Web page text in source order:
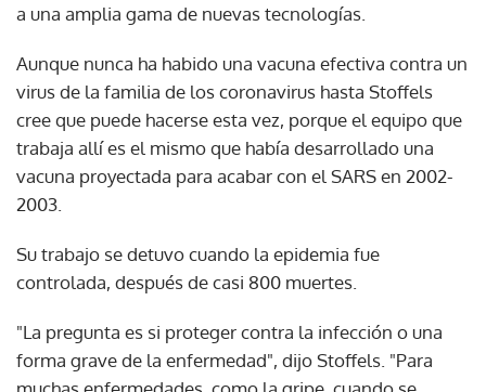
a una amplia gama de nuevas tecnologías.
Aunque nunca ha habido una vacuna efectiva contra un
virus de la familia de los coronavirus hasta Stoffels
cree que puede hacerse esta vez, porque el equipo que
trabaja allí es el mismo que había desarrollado una
vacuna proyectada para acabar con el SARS en 2002-
2003.
Su trabajo se detuvo cuando la epidemia fue
controlada, después de casi 800 muertes.
"La pregunta es si proteger contra la infección o una
forma grave de la enfermedad", dijo Stoffels. "Para